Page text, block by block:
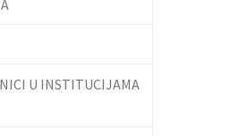
U INSTITUCIJAMA